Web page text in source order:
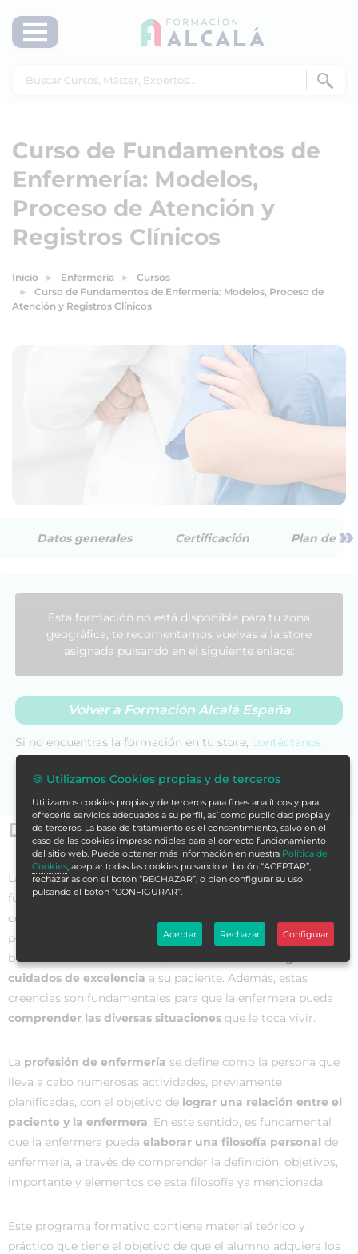
Curso de Fundamentos de
Enfermería: Modelos,
Proceso de Atención y
Registros Clínicos
Inicio Enfermería
Cursos
Curso de Fundamentos de Enfermería: Modelos, Proceso de
Atención y Registros Clínicos
Datos generales Certificación Plan de »
Datos generales
La filosofía de la profesión enfermeraes la base y
fundamento para el impulso de las actividades de enfermería
como profesión. Esta incorpora
posee la enfermera profesional e incluye también una
búsqueda de conocimiento para alcanzar la
cuidados de excelencia a su paciente. Además, estas
creencias son fundamentales para que la enfermera pueda
comprender las diversas situaciones que le toca vivir.
La profesión de enfermería se define como la persona que
lleva a cabo numerosas actividades, previamente
planificadas, con el objetivo de lograr una relación entre el
paciente y la enfermera. En este sentido, es fundamental
que la enfermera pueda elaborar una filosofía personal de
enfermería, a través de comprender la definición, objetivos,
importante y elementos de esta filosofía ya mencionada.
Este programa formativo contiene material teórico y
práctico que tiene el objetivo de que el alumno adquiera los
Esta formación no está disponible para tu zona
geográfica, te recomentamos vuelvas a la store
asignada pulsando en el siguiente enlace:
Volver a Formación Alcalá España
Si no encuentras la formación en tu store, contáctanos
para asesorarte.
🍪 Utilizamos Cookies propias y de terceros
Utilizamos cookies propias y de terceros para fines analíticos y para
ofrecerle servicios adecuados a su perfil, así como publicidad propia y
de terceros. La base de tratamiento es el consentimiento, salvo en el
caso de las cookies imprescindibles para el correcto funcionamiento
del sitio web. Puede obtener más información en nuestra Política de
Cookies, aceptar todas las cookies pulsando el botón “ACEPTAR”,
rechazarlas con el botón “RECHAZAR”, o bien configurar su uso
pulsando el botón “CONFIGURAR”.
Aceptar Rechazar Configurar